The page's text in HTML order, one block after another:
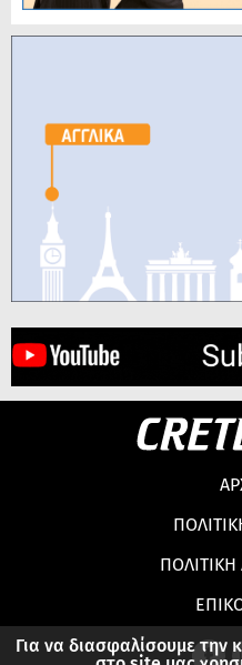
Για να διασφαλίσουμε την